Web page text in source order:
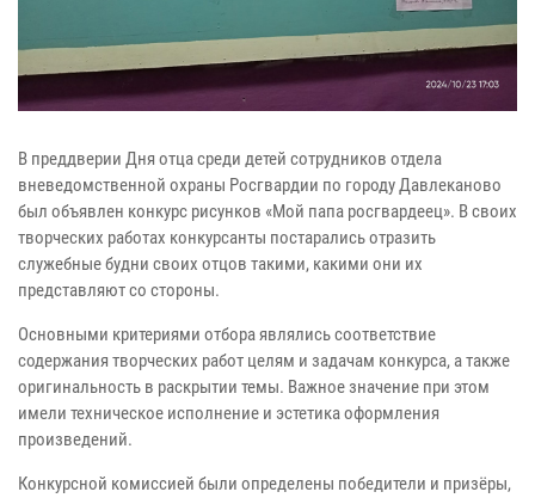
В преддверии Дня отца среди детей сотрудников отдела
вневедомственной охраны Росгвардии по городу Давлеканово
был объявлен конкурс рисунков «Мой папа росгвардеец». В своих
творческих работах конкурсанты постарались отразить
служебные будни своих отцов такими, какими они их
представляют со стороны.
Основными критериями отбора являлись соответствие
содержания творческих работ целям и задачам конкурса, а также
оригинальность в раскрытии темы. Важное значение при этом
имели техническое исполнение и эстетика оформления
произведений.
Конкурсной комиссией были определены победители и призёры,